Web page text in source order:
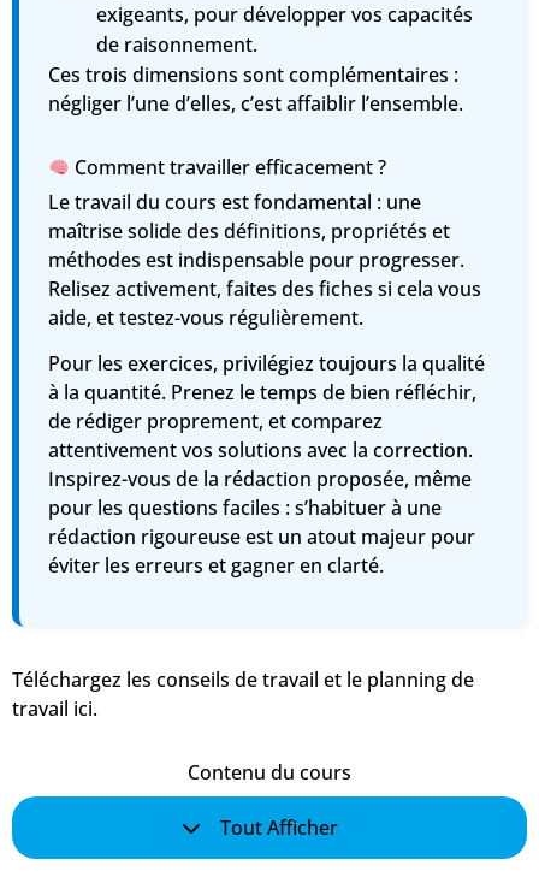
exigeants, pour développer vos capacités
de raisonnement.
Ces trois dimensions sont complémentaires :
négliger l’une d’elles, c’est affaiblir l’ensemble.
Comment travailler efficacement ?
Letravail du cours est fondamental : une
maîtrise solide des définitions, propriétés et
méthodes est indispensable pour progresser.
Relisez activement, faites des fiches si cela vous
aide, et testez-vous régulièrement.
Pour les exercices, privilégiez toujours la qualité
à la quantité. Prenez le temps de bien réfléchir,
de rédiger proprement, et comparez
attentivement vos solutions avec la correction.
Inspirez-vous de la rédaction proposée, même
pour les questions faciles : s’habituer à une
rédaction rigoureuse est un atout majeur pour
éviter les erreurs et gagner en clarté.
Téléchargez les conseils de travail et le planning de
travail ici.
Contenu du cours
Tout Afficher